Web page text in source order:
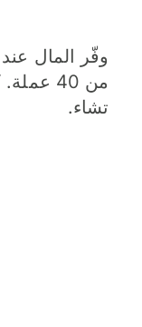
وفّر المال عند
من 40
تشاء.